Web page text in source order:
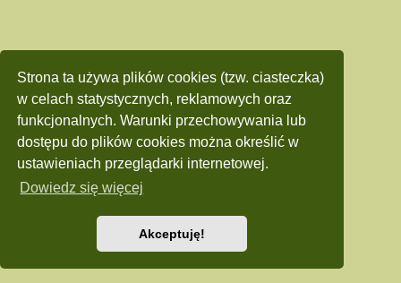
Strona ta używa plików cookies (tzw. ciasteczka)
w celach statystycznych, reklamowych oraz
funkcjonalnych. Warunki przechowywania lub
dostępu do plików cookies można określić w
ustawieniach przeglądarki internetowej.
Dowiedz się więcej
Akceptuję!